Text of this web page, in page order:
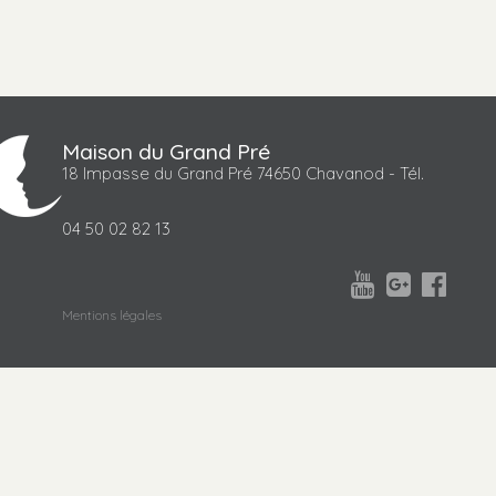
Maison du Grand Pré
18 Impasse du Grand Pré 74650 Chavanod - Tél.
04 50 02 82 13



Mentions légales